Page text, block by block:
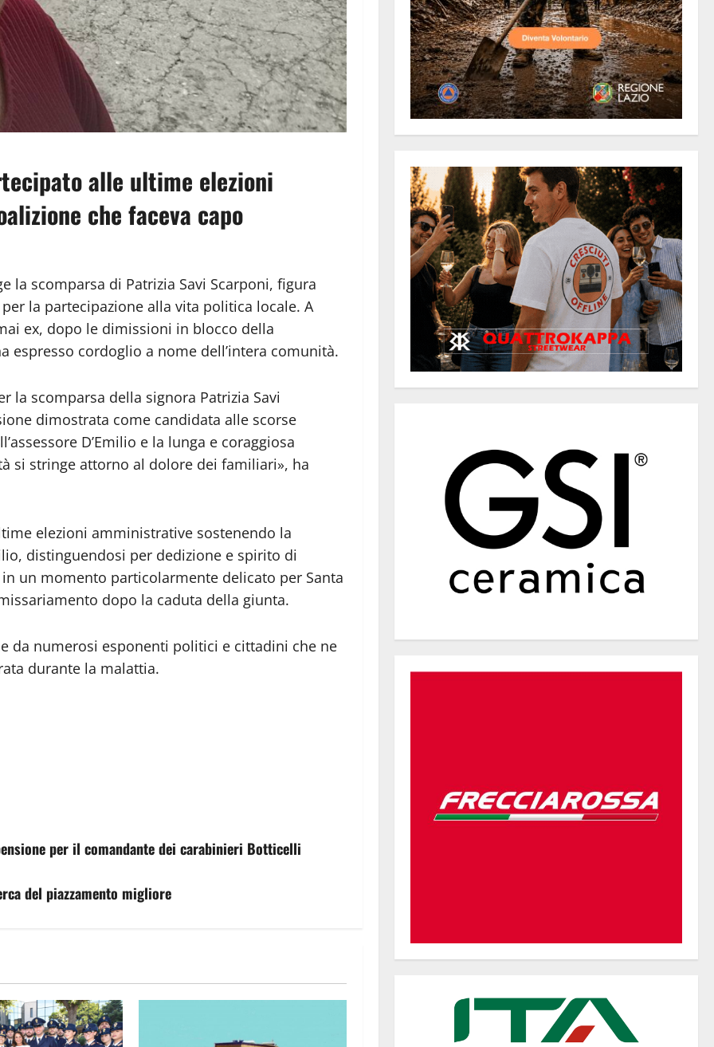
alle ultime elezioni
che faceva capo
la scomparsa di Patrizia Savi Scarponi, figura
la partecipazione alla vita politica locale. A
ex, dopo le dimissioni in blocco della
cordoglio a nome dell’intera comunità.
scomparsa della signora Patrizia Savi
dimostrata come candidata alle scorse
D’Emilio e la lunga e coraggiosa
si stringe attorno al dolore dei familiari», ha
elezioni amministrative sostenendo la
distinguendosi per dedizione e spirito di
un momento particolarmente delicato per Santa
dopo la caduta della giunta.
da numerosi esponenti politici e cittadini che ne
durante la malattia.
per il comandante dei carabinieri Botticelli
del piazzamento migliore